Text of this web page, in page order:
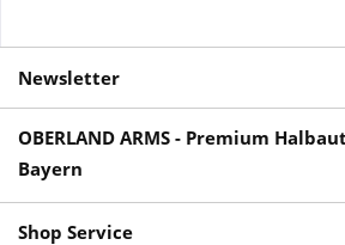
Newsletter
OBERLAND ARMS - Premium
Bayern
Shop Service